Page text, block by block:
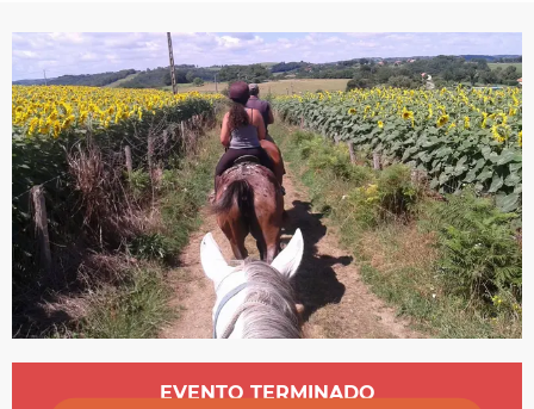
Horarios y datos de contacto
EVENTO TERMINADO